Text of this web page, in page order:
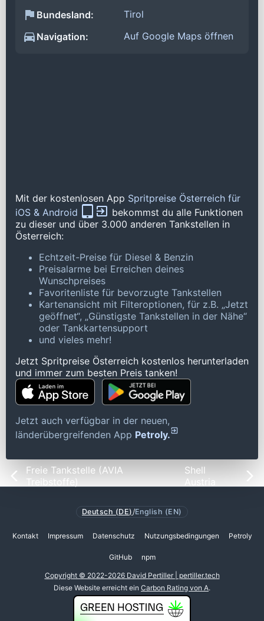
Bundesland:
Tirol
Navigation:
Auf Google Maps öffnen
Mit der kostenlosen App Spritpreise Österreich für
iOS & Android
bekommst du alle Funktionen
zu dieser und über 3.000 anderen Tankstellen in
Österreich:
Echtzeit-Preise für Diesel & Benzin
Preisalarme bei Erreichen deines
Wunschpreises
Favoritenliste für bevorzugte Tankstellen
Kartenansicht mit Filteroptionen, für z.B. „Jetzt
geöffnet“, „Günstigste Tankstellen in der Nähe“
oder Tankkartensupport
und vieles mehr!
Jetzt Spritpreise Österreich kostenlos herunterladen
und immer zum besten Preis tanken!
Jetzt auch verfügbar in der neuen,
länderübergreifenden App Petroly.
Freie Tankstelle (AVIA
Treibstoffe)
Shell
Austria
Deutsch (DE)/English (EN)
Kontakt Impressum Datenschutz Nutzungsbedingungen Petroly
GitHub npm
Copyright © 2022-2026 David Pertiller | pertiller.tech
Diese Website erreicht ein Carbon Rating von A.